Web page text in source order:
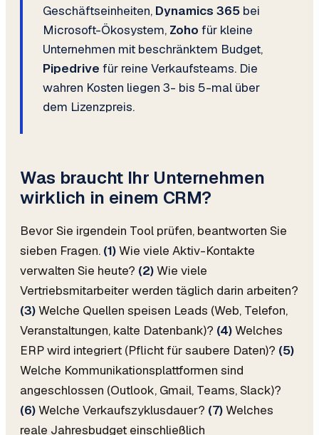
Geschäftseinheiten, Dynamics 365 bei
Microsoft-Ökosystem, Zoho für kleine
Unternehmen mit beschränktem Budget,
Pipedrive für reine Verkaufsteams. Die
wahren Kosten liegen 3- bis 5-mal über
dem Lizenzpreis.
Was braucht Ihr Unternehmen
wirklich in einem CRM?
Bevor Sie irgendein Tool prüfen, beantworten Sie
sieben Fragen. (1)Wie viele Aktiv-Kontakte
verwalten Sie heute? (2)Wie viele
Vertriebsmitarbeiter werden täglich darin arbeiten?
(3)Welche Quellen speisen Leads (Web, Telefon,
Veranstaltungen, kalte Datenbank)? (4)Welches
ERP wird integriert (Pflicht für saubere Daten)? (5)
Welche Kommunikationsplattformen sind
angeschlossen (Outlook, Gmail, Teams, Slack)?
(6)Welche Verkaufszyklusdauer? (7)Welches
reale Jahresbudget einschließlich